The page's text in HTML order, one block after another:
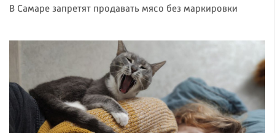
В Самаре запретят продавать мясо без маркировки